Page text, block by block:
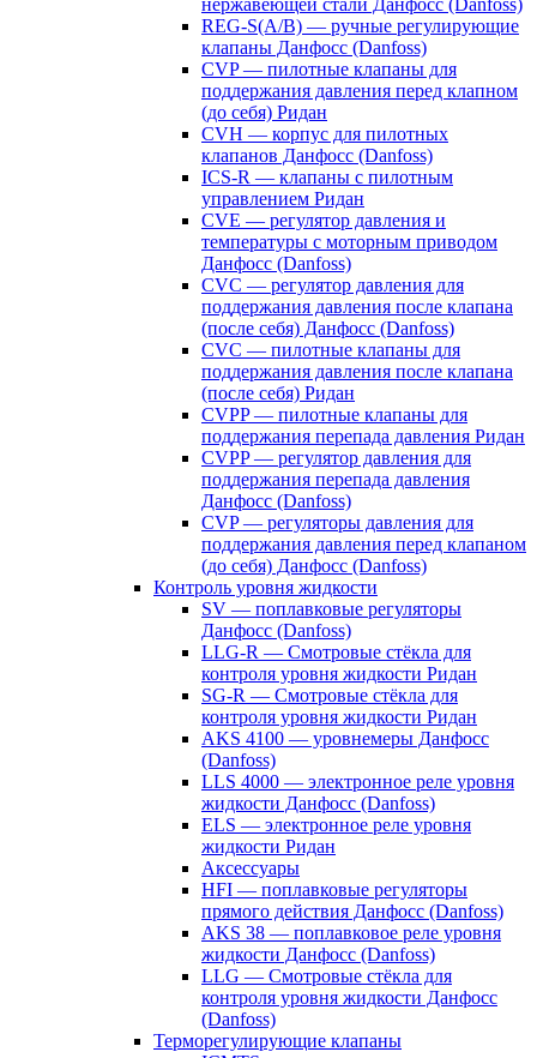
нержавеющей стали Данфосс (Danfoss)
REG-S(A/B) — ручные регулирующие
клапаны Данфосс (Danfoss)
CVP — пилотные клапаны для
поддержания давления перед клапном
(до себя) Ридан
CVH — корпус для пилотных
клапанов Данфосс (Danfoss)
ICS-R — клапаны с пилотным
управлением Ридан
CVE — регулятор давления и
температуры с моторным приводом
Данфосс (Danfoss)
CVС — регулятор давления для
поддержания давления после клапана
(после себя) Данфосс (Danfoss)
CVС — пилотные клапаны для
поддержания давления после клапана
(после себя) Ридан
CVPP — пилотные клапаны для
поддержания перепада давления Ридан
CVPP — регулятор давления для
поддержания перепада давления
Данфосс (Danfoss)
CVP — регуляторы давления для
поддержания давления перед клапаном
(до себя) Данфосс (Danfoss)
Контроль уровня жидкости
SV — поплавковые регуляторы
Данфосс (Danfoss)
LLG-R — Смотровые стёкла для
контроля уровня жидкости Ридан
SG-R — Смотровые стёкла для
контроля уровня жидкости Ридан
AKS 4100 — уровнемеры Данфосс
(Danfoss)
LLS 4000 — электронное реле уровня
жидкости Данфосс (Danfoss)
ELS — электронное реле уровня
жидкости Ридан
Аксессуары
HFI — поплавковые регуляторы
прямого действия Данфосс (Danfoss)
AKS 38 — поплавковое реле уровня
жидкости Данфосс (Danfoss)
LLG — Смотровые стёкла для
контроля уровня жидкости Данфосс
(Danfoss)
Терморегулирующие клапаны